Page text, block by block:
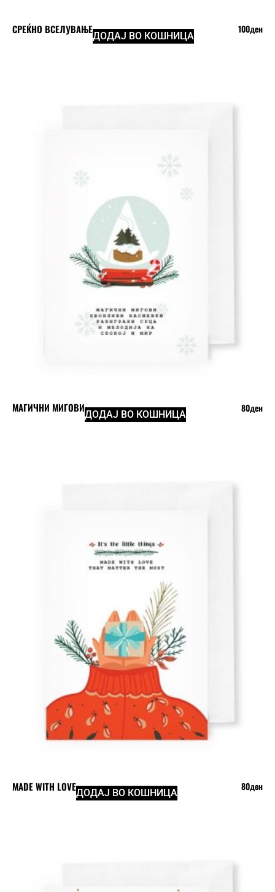
СРЕЌНО ВСЕЛУВАЊЕ 100ден
ДОДАЈ ВО КОШНИЦА
МАГИЧНИ МИГОВИ 80ден
ДОДАЈ ВО КОШНИЦА
MADE WITH LOVE 80ден
ДОДАЈ ВО КОШНИЦА